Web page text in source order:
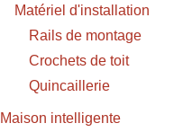
Matériel d'installation
Rails de montage
Crochets de toit
Quincaillerie
Maison intelligente